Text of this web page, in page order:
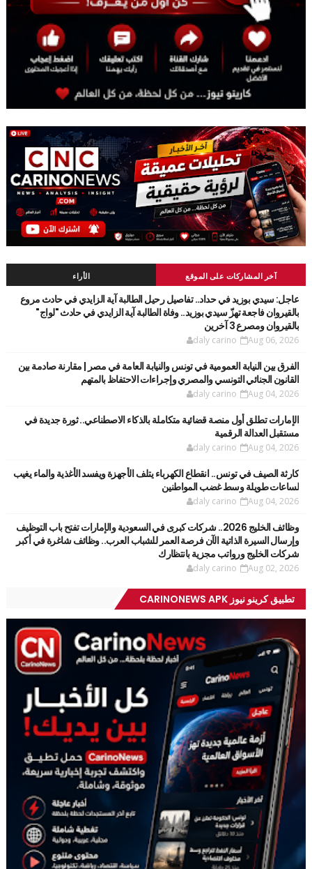
آخر المشاركات على الموقع الأراء
عاجل: سيدي بوزيد في حداد.. تفاصيل رحيل الطالبة آية الزايدي في حادث مروع
بالقيروان فاجعة تهزّ سيدي بوزيد.. وفاة الطالبة آية الزايدي في حادث "لواج"
بالقيروان ومصرع 3 آخرين
daly carino Aug 06, 2026
الفرق بين النيابة العمومية في تونس والنيابة العامة في مصر | مقارنة صادمة بين
القانون الجنائي التونسي والمصري وإجراءات الاحتفاظ بالمتهم
daly carino Aug 04, 2026
الإمارات تطلق أول منصة قضائية متكاملة بالذكاء الاصطناعي.. ثورة جديدة في
مستقبل العدالة الرقمية
daly carino Aug 04, 2026
كارثة الصيف في تونس.. انقطاع الكهرباء يتلف الأجهزة ويفسد الأغذية والماء يغيب
لساعات طويلة وسط غضب المواطنين
daly carino Aug 04, 2026
وظائف الخليج 2026.. شركات كبرى في السعودية والإمارات تفتح باب التوظيف
وإرسال السيرة الذاتية الآن فرصة العمر للشباب العرب.. وظائف شاغرة في أكبر
شركات الخليج ورواتب مجزية بانتظارك
daly carino Aug 02, 2026
تطبيق كرينو نيوز CARINONEWS APK